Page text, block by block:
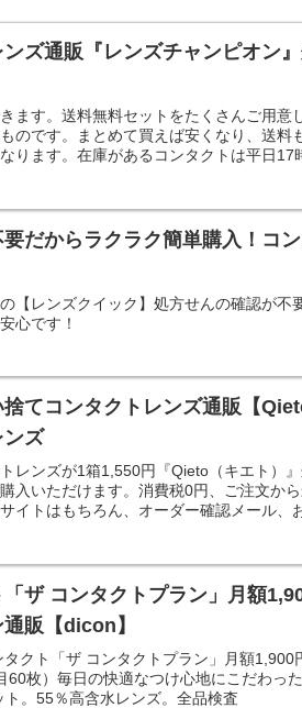
ズ通販『レンズチャンピオン
ます。送料無料セットをたくさんご用意
のです。まとめて買えば安くなり、送料
ります。在庫があるコンタクトは平日17
だからラクラク簡単購入！コ
【レンズクイック】処方せんの確認が不
心です！
てコンタクトレンズ通販【
ズ
レンズが1箱1,550円『Qieto（キエト）
入いただけます。消費税0円、ご注文か
イトはもちろん、オーダー確認メール、
ザ コンタクトプラン」月額
販【dicon】
クト「ザ コンタクトプラン」月額
60枚）毎日の快適なつけ心地にこだわっ
。55％高含水レンズ。全品検査